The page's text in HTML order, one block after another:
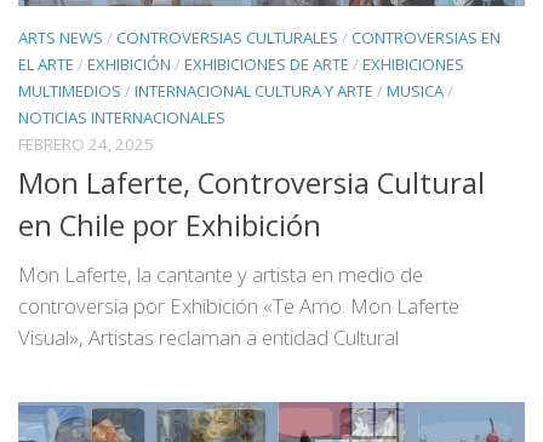
ARTS NEWS /CONTROVERSIAS CULTURALES /CONTROVERSIAS EN
EL ARTE /EXHIBICIÓN /EXHIBICIONES DE ARTE /EXHIBICIONES
MULTIMEDIOS /INTERNACIONAL CULTURA Y ARTE /MUSICA/
NOTICIAS INTERNACIONALES
FEBRERO 24, 2025
Mon Laferte, Controversia Cultural
en Chile por Exhibición
Mon Laferte, la cantante y artista en medio de
controversia por Exhibición «Te Amo. Mon Laferte
Visual», Artistas reclaman a entidad Cultural